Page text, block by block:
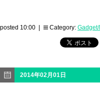
posted 10:00 | Category:
2014年02月01日